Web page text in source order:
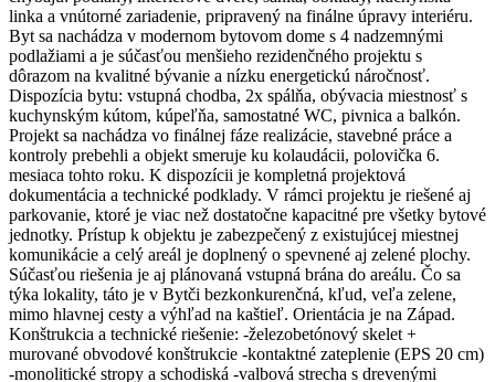
linka a vnútorné zariadenie, pripravený na finálne úpravy interiéru.
Byt sa nachádza v modernom bytovom dome s 4 nadzemnými
podlažiami a je súčasťou menšieho rezidenčného projektu s
dôrazom na kvalitné bývanie a nízku energetickú náročnosť.
Dispozícia bytu: vstupná chodba, 2x spálňa, obývacia miestnosť s
kuchynským kútom, kúpeľňa, samostatné WC, pivnica a balkón.
Projekt sa nachádza vo finálnej fáze realizácie, stavebné práce a
kontroly prebehli a objekt smeruje ku kolaudácii, polovička 6.
mesiaca tohto roku. K dispozícii je kompletná projektová
dokumentácia a technické podklady. V rámci projektu je riešené aj
parkovanie, ktoré je viac než dostatočne kapacitné pre všetky bytové
jednotky. Prístup k objektu je zabezpečený z existujúcej miestnej
komunikácie a celý areál je doplnený o spevnené aj zelené plochy.
Súčasťou riešenia je aj plánovaná vstupná brána do areálu. Čo sa
týka lokality, táto je v Bytči bezkonkurenčná, kľud, veľa zelene,
mimo hlavnej cesty a výhľad na kaštieľ. Orientácia je na Západ.
Konštrukcia a technické riešenie: -železobetónový skelet +
murované obvodové konštrukcie -kontaktné zateplenie (EPS 20 cm)
-monolitické stropy a schodiská -valbová strecha s drevenými